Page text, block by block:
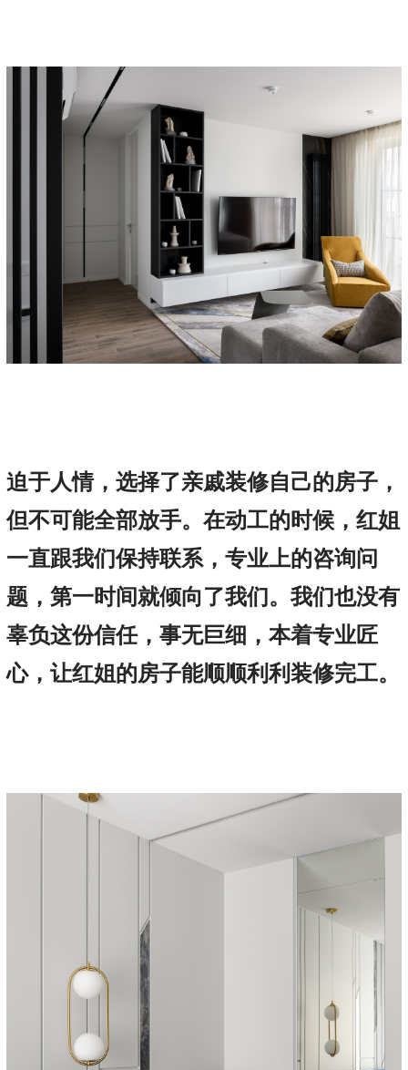
迫于人情，选择了亲戚装修自己的房子，
但不可能全部放手。在动工的时候，红姐
一直跟我们保持联系，专业上的咨询问
题，第一时间就倾向了我们。我们也没有
辜负这份信任，事无巨细，本着专业匠
心，让红姐的房子能顺顺利利装修完工。